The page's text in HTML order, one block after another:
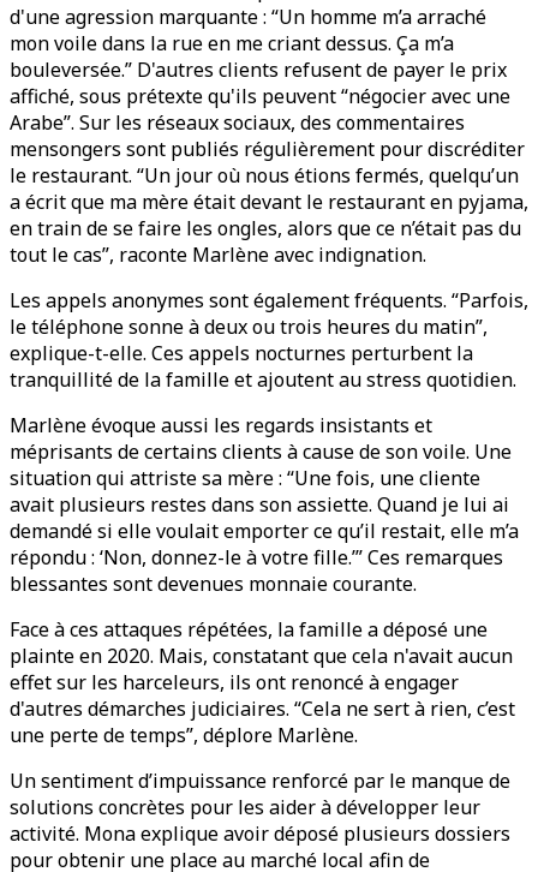
d'une agression marquante : “Un homme m’a arraché
mon voile dans la rue en me criant dessus. Ça m’a
bouleversée.” D'autres clients refusent de payer le prix
affiché, sous prétexte qu'ils peuvent “négocier avec une
Arabe”. Sur les réseaux sociaux, des commentaires
mensongers sont publiés régulièrement pour discréditer
le restaurant. “Un jour où nous étions fermés, quelqu’un
a écrit que ma mère était devant le restaurant en pyjama,
en train de se faire les ongles, alors que ce n’était pas du
tout le cas”, raconte Marlène avec indignation.
Les appels anonymes sont également fréquents. “Parfois,
le téléphone sonne à deux ou trois heures du matin”,
explique-t-elle. Ces appels nocturnes perturbent la
tranquillité de la famille et ajoutent au stress quotidien.
Marlène évoque aussi les regards insistants et
méprisants de certains clients à cause de son voile. Une
situation qui attriste sa mère : “Une fois, une cliente
avait plusieurs restes dans son assiette. Quand je lui ai
demandé si elle voulait emporter ce qu’il restait, elle m’a
répondu : ‘Non, donnez-le à votre fille.’” Ces remarques
blessantes sont devenues monnaie courante.
Face à ces attaques répétées, la famille a déposé une
plainte en 2020. Mais, constatant que cela n'avait aucun
effet sur les harceleurs, ils ont renoncé à engager
d'autres démarches judiciaires. “Cela ne sert à rien, c’est
une perte de temps”, déplore Marlène.
Un sentiment d’impuissance renforcé par le manque de
solutions concrètes pour les aider à développer leur
activité. Mona explique avoir déposé plusieurs dossiers
pour obtenir une place au marché local afin de